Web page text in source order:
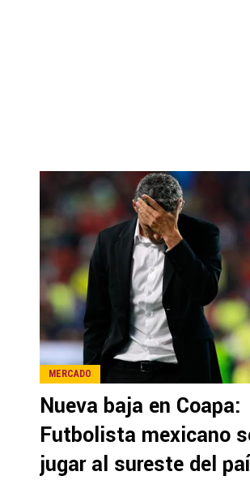
MERCADO
Nueva baja en Coapa:
Futbolista mexicano
jugar al sureste del